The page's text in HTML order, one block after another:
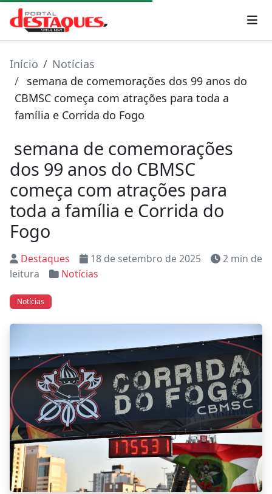
Início
Notícias
semana de comemorações dos 99 anos do
CBMSC começa com atrações para toda a
família e Corrida do Fogo
semana de comemorações
dos 99 anos do CBMSC
começa com atrações para
toda a família e Corrida do
Fogo
Destaques 18 de setembro de 2025
2 min de
leitura
Notícias
Notícias